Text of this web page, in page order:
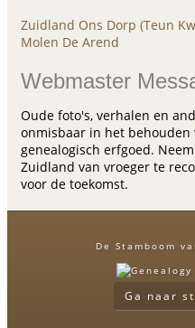
Zuidland Ons Dorp (Teun
Molen De Arend
Webmaster
Oude foto's, verhalen en
onmisbaar in het behouden
genealogisch erfgoed.
Zuidland van vroeger te
voor de toekomst.
De Stamboom
Ga naar